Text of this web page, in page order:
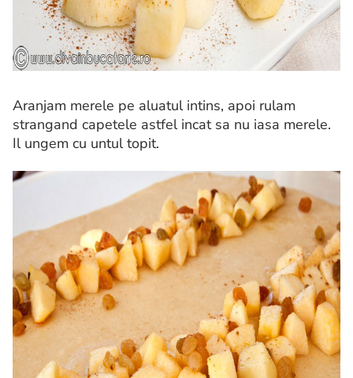
Aranjam merele pe aluatul intins, apoi rulam
strangand capetele astfel incat sa nu iasa merele.
Il ungem cu untul topit.